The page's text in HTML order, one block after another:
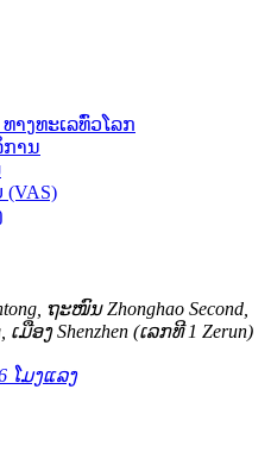
າງທະເລທົ່ວໂລກ
ານ
ຖະໜົນ Zhonghao Second,
ມືອງ Shenzhen (ເລກທີ 1 Zerun)
ໂມງແລງ